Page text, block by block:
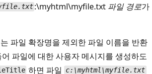
:\myhtml\myfile.txt 파일 경로가
는 파일 확장명을 제외한 파일 이름을 반환
파일에 대한 사용자 메시지를 생성하도
하면 파일 c:\myhtml\myfile.txt